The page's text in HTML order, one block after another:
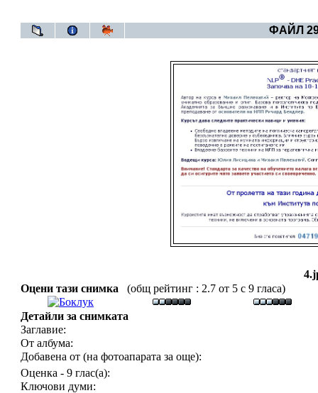
ФАЙЛ 29
Оцени тази снимка
(общ рейтинг : 2.7 от 5 с 9 гласа)
Детайли за снимката
Заглавие:
От албума:
Добавена от (на фотоапарата за още):
Оценка - 9 глас(а):
Ключови думи: